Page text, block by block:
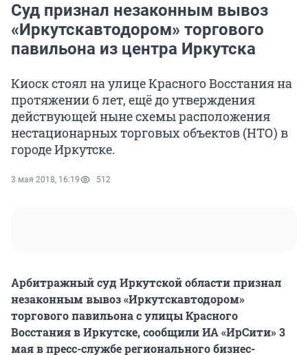
Суд признал незаконным вывоз
«Иркутскавтодором» торгового
павильона из центра Иркутска
Киоск стоял на улице Красного Восстания на
протяжении 6 лет, ещё до утверждения
действующей ныне схемы расположения
нестационарных торговых объектов (НТО) в
городе Иркутске.
3 мая 2018, 16:19 512
Арбитражный суд Иркутской области признал
незаконным вывоз «Иркутскавтодором»
торгового павильона с улицы Красного
Восстания в Иркутске, сообщили ИА «ИрСити» 3
мая в пресс-службе регионального бизнес-